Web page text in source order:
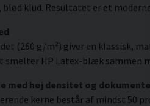
blød klud. Resultatet er et
(260 g/m²) giver en klassisk,
HP Latex-blæk sammen
med høj densitet og
kerne består af mindst 50